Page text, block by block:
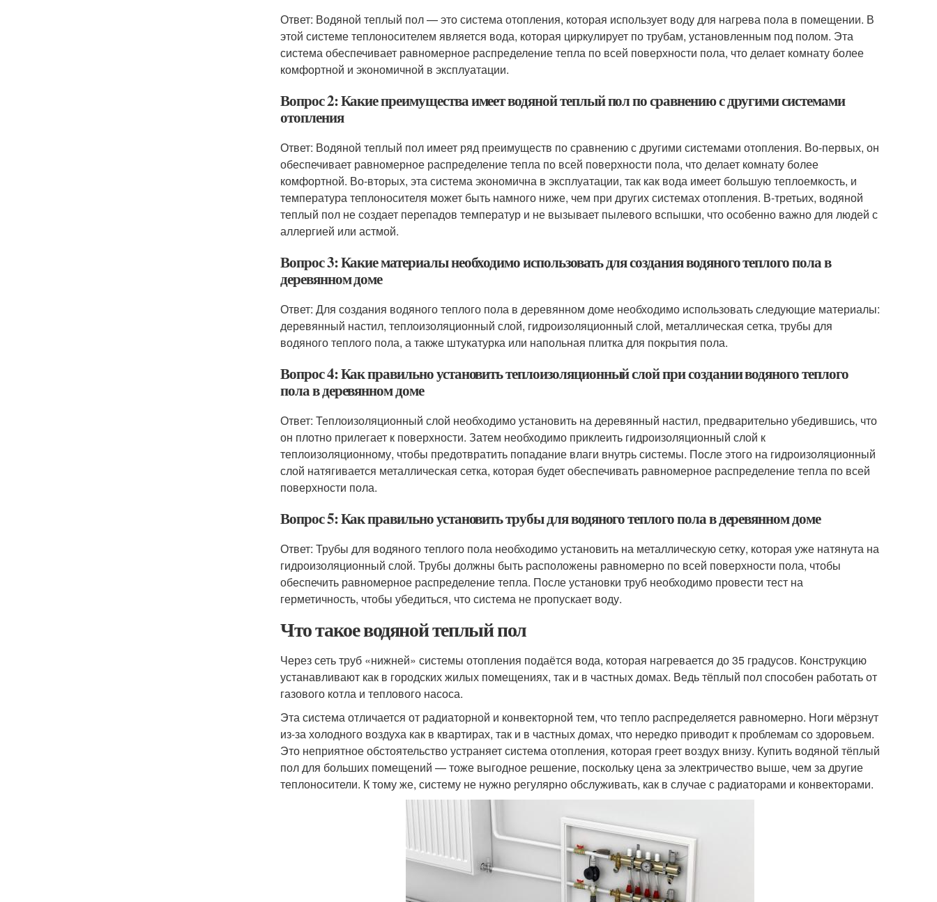
Ответ: Водяной теплый пол — это система отопления, которая использует воду для нагрева пола в помещении. В
этой системе теплоносителем является вода, которая циркулирует по трубам, установленным под полом. Эта
система обеспечивает равномерное распределение тепла по всей поверхности пола, что делает комнату более
комфортной и экономичной в эксплуатации.
Вопрос 2: Какие преимущества имеет водяной теплый пол по сравнению с другими системами
отопления
Ответ: Водяной теплый пол имеет ряд преимуществ по сравнению с другими системами отопления. Во-первых, он
обеспечивает равномерное распределение тепла по всей поверхности пола, что делает комнату более
комфортной. Во-вторых, эта система экономична в эксплуатации, так как вода имеет большую теплоемкость, и
температура теплоносителя может быть намного ниже, чем при других системах отопления. В-третьих, водяной
теплый пол не создает перепадов температур и не вызывает пылевого вспышки, что особенно важно для людей с
аллергией или астмой.
Вопрос 3: Какие материалы необходимо использовать для создания водяного теплого пола в
деревянном доме
Ответ: Для создания водяного теплого пола в деревянном доме необходимо использовать следующие материалы:
деревянный настил, теплоизоляционный слой, гидроизоляционный слой, металлическая сетка, трубы для
водяного теплого пола, а также штукатурка или напольная плитка для покрытия пола.
Вопрос 4: Как правильно установить теплоизоляционный слой при создании водяного теплого
пола в деревянном доме
Ответ: Теплоизоляционный слой необходимо установить на деревянный настил, предварительно убедившись, что
он плотно прилегает к поверхности. Затем необходимо приклеить гидроизоляционный слой к
теплоизоляционному, чтобы предотвратить попадание влаги внутрь системы. После этого на гидроизоляционный
слой натягивается металлическая сетка, которая будет обеспечивать равномерное распределение тепла по всей
поверхности пола.
Вопрос 5: Как правильно установить трубы для водяного теплого пола в деревянном доме
Ответ: Трубы для водяного теплого пола необходимо установить на металлическую сетку, которая уже натянута на
гидроизоляционный слой. Трубы должны быть расположены равномерно по всей поверхности пола, чтобы
обеспечить равномерное распределение тепла. После установки труб необходимо провести тест на
герметичность, чтобы убедиться, что система не пропускает воду.
Что такое водяной теплый пол
Через сеть труб «нижней» системы отопления подаётся вода, которая нагревается до 35 градусов. Конструкцию
устанавливают как в городских жилых помещениях, так и в частных домах. Ведь тёплый пол способен работать от
газового котла и теплового насоса.
Эта система отличается от радиаторной и конвекторной тем, что тепло распределяется равномерно. Ноги мёрзнут
из-за холодного воздуха как в квартирах, так и в частных домах, что нередко приводит к проблемам со здоровьем.
Это неприятное обстоятельство устраняет система отопления, которая греет воздух внизу. Купить водяной тёплый
пол для больших помещений — тоже выгодное решение, поскольку цена за электричество выше, чем за другие
теплоносители. К тому же, систему не нужно регулярно обслуживать, как в случае с радиаторами и конвекторами.